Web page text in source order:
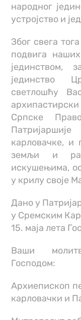
народног
устројство и
Због свега
подвига
јединством,
јединство
светлошћу
Српске
карловачке,
земљи и
искушењима,
у крилу своје
Дано у
у Сремским
15. маја лета
Ваши
Господом:
Архиепископ
карловачки и